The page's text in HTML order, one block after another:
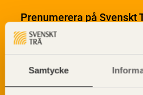
Samtycke
Prenumerera på Svenskt
informationsutskick!